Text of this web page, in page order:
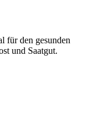
für den gesunden
und Saatgut.